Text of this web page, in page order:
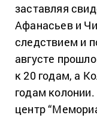
заставляя
Афанасьев и
следствием и
августе
к 20 годам, а
годам
центр